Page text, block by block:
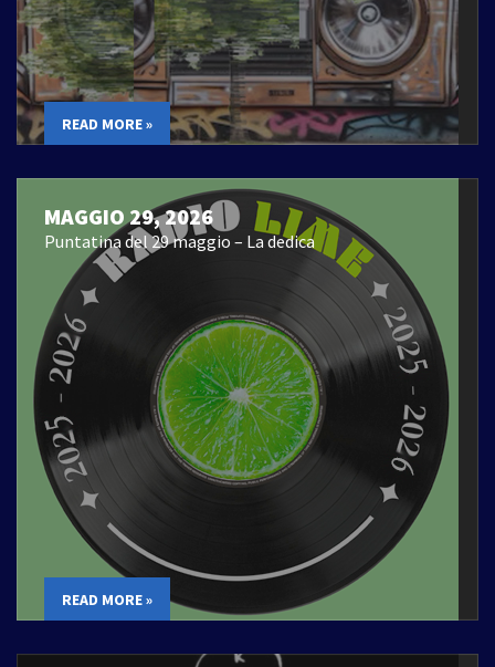
READ MORE »
MAGGIO 29, 2026
Puntatina del 29 maggio – La dedica
READ MORE »